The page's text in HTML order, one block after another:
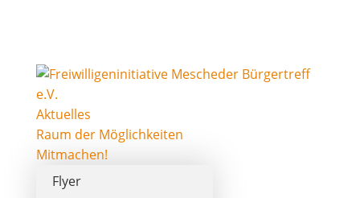
Aktuelles
Raum der Möglichkeiten
Mitmachen!
Flyer